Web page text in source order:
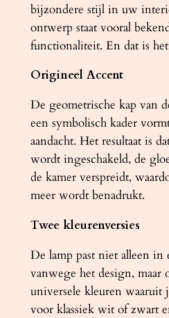
bijzondere stijl in uw
ontwerp staat vooral
functionaliteit. En dat is
Origineel Accent
De geometrische kap van
een symbolisch kader
aandacht. Het resultaat is
wordt ingeschakeld, de
de kamer verspreidt,
meer wordt benadrukt.
Twee kleurenversies
De lamp past niet alleen
vanwege het design, maar
universele kleuren waaruit
voor klassiek wit of zwart